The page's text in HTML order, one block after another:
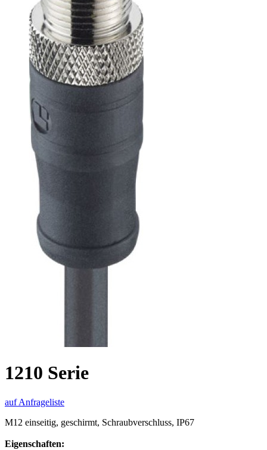
1210 Serie
auf Anfrageliste
M12 einseitig, geschirmt, Schraubverschluss, IP67
Eigenschaften: